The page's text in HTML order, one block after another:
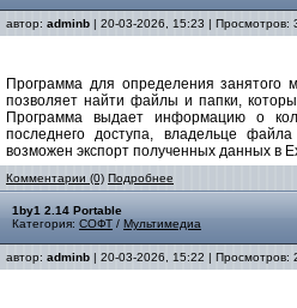
автор: adminb | 20-03-2026, 15:23 | Просмотров:
Программа для определения занятого
позволяет найти файлы и папки,
Программа выдает информацию о
последнего доступа, владельце
возможен экспорт полученных данных в
Комментарии (0) Подробнее
1by1 2.14 Portable
Категория: СОФТ / Мультимедиа
автор: adminb | 20-03-2026, 15:22 | Просмотров: